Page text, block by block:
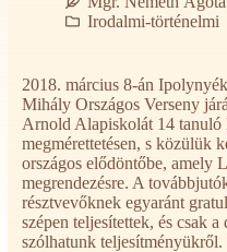
Irodalmi-történelmi
2018. március 8-án
Mihály Országos Verseny
Arnold Alapiskolát 14 tanuló
megmérettetésen, s közülük
országos elődöntőbe, amely
megrendezésre. A
résztvevőknek egyaránt
szépen teljesítettek, és csak a
szólhatunk